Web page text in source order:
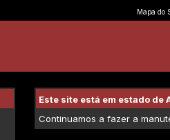
Mapa do
Este site está em estado de
Continuamos a fazer a